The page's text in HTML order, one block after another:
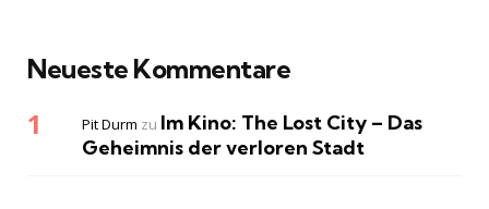
Neueste Kommentare
Pit Durm zu Im Kino: The Lost City – Das
Geheimnis der verloren Stadt